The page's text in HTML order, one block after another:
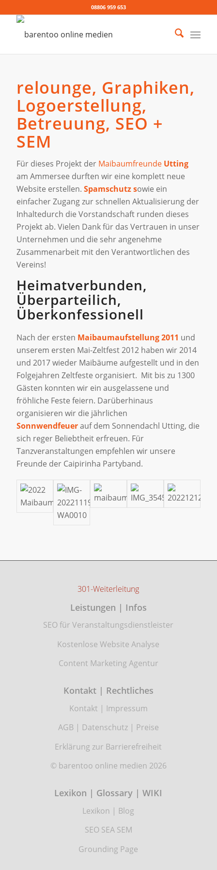
08806 959 653
relounge, Graphiken,
Logoerstellung,
Betreuung, SEO +
SEM
Für dieses Projekt derMaibaumfreundeUtting
am Ammersee durften wir eine komplett neue
Website erstellen. Spamschutz sowie ein
einfacher Zugang zur schnellen Aktualisierung der
Inhaltedurch die Vorstandschaft runden dieses
Projekt ab. Vielen Dank für das Vertrauen in unser
Unternehmen und die sehr angenehme
Zusammenarbeit mit den Verantwortlichen des
Vereins!
Heimatverbunden,
Überparteilich,
Überkonfessionell
Nach der ersten Maibaumaufstellung 2011 und
unserem ersten Mai-Zeltfest 2012 haben wir 2014
und 2017 wieder Maibäume aufgestellt und in den
Folgejahren Zeltfeste organisiert. Mit bis zu 1300
Gästen konnten wir ein ausgelassene und
fröhliche Feste feiern. Darüberhinaus
organisieren wir die jährlichen
Sonnwendfeuerauf dem Sonnendachl Utting, die
sich reger Beliebtheit erfreuen. Für
Tanzveranstaltungen empfehlen wir unsere
Freunde der Caipirinha Partyband.
301-Weiterleitung
Leistungen | Infos
SEO für Veranstaltungsdienstleister
Kostenlose Website Analyse
Content Marketing Agentur
Kontakt | Rechtliches
Kontakt | Impressum
AGB| Datenschutz| Preise
Erklärung zur Barrierefreiheit
© barentoo online medien 2026
Lexikon | Glossary | WIKI
Lexikon | Blog
SEO SEA SEM
Grounding Page